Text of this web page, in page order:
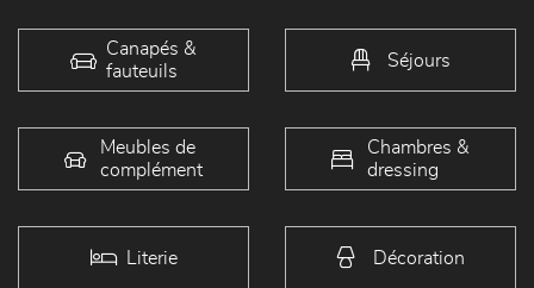
Canapés &
fauteuils
Séjours
Meubles de
complément
Chambres &
dressing
Literie Décoration